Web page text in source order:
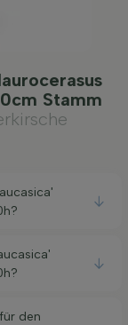
Stamm
den